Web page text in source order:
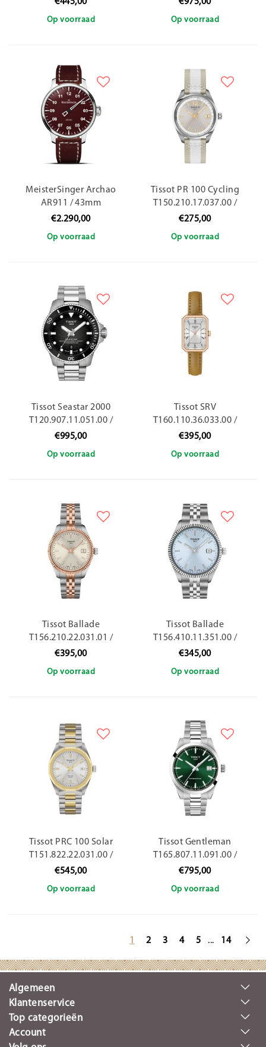
Op voorraad Op voorraad
MeisterSinger Archao
AR911 / 43mm
€2.290,00
Op voorraad
Tissot PR 100 Cycling
T150.210.17.037.00 /
34mm
€275,00
Op voorraad
Tissot Seastar 2000
T120.907.11.051.00 /
44mm
€995,00
Op voorraad
Tissot SRV
T160.110.36.033.00 /
30mm
€395,00
Op voorraad
Tissot Ballade
T156.210.22.031.01 /
34mm
€395,00
Op voorraad
Tissot Ballade
T156.410.11.351.00 /
40mm
€345,00
Op voorraad
Tissot PRC 100 Solar
T151.822.22.031.00 /
34mm
€545,00
Op voorraad
Tissot Gentleman
T165.807.11.091.00 /
38mm
€795,00
Op voorraad
1 2 3 4 5 ... 14
Algemeen
Klantenservice
Top categorieën
Account